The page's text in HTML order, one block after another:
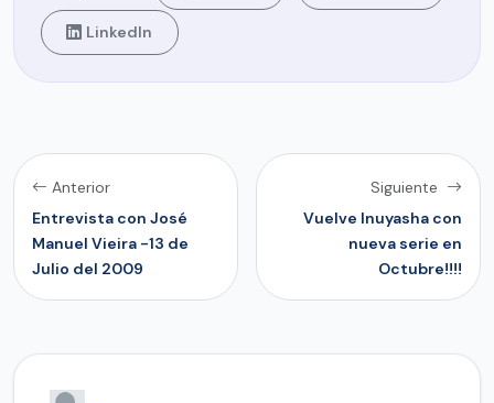
LinkedIn
Anterior
Entrevista con José
Manuel Vieira -13 de
Julio del 2009
Siguiente
Vuelve Inuyasha con
nueva serie en
Octubre!!!!